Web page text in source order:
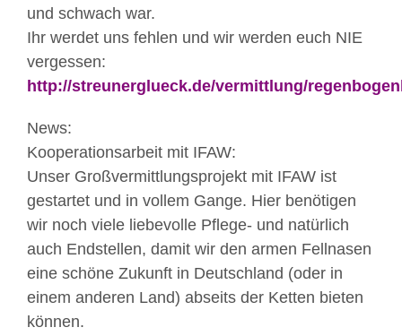
und schwach war.
Ihr werdet uns fehlen und wir werden euch NIE
vergessen:
http://streunerglueck.de/vermittlung/
News:
Kooperationsarbeit mit IFAW:
Unser Großvermittlungsprojekt mit IFAW ist
gestartet und in vollem Gange. Hier benötigen
wir noch viele liebevolle Pflege- und natürlich
auch Endstellen, damit wir den armen Fellnasen
eine schöne Zukunft in Deutschland (oder in
einem anderen Land) abseits der Ketten bieten
können.